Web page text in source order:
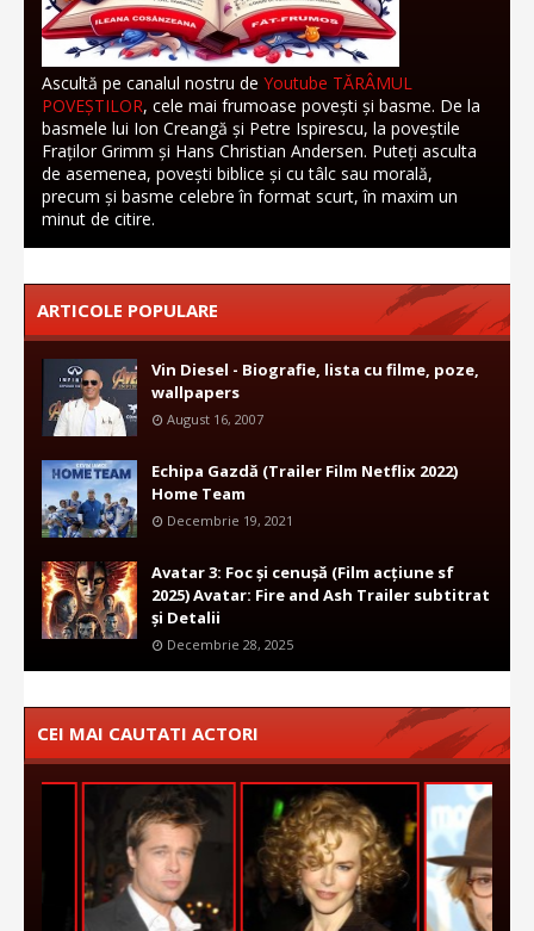
Ascultă pe canalul nostru de Youtube TĂRÂMUL
POVEȘTILOR, cele mai frumoase povești și basme. De la
basmele lui Ion Creangă și Petre Ispirescu, la poveștile
Fraților Grimm și Hans Christian Andersen. Puteți asculta
de asemenea, povești biblice și cu tâlc sau morală,
precum și basme celebre în format scurt, în maxim un
minut de citire.
ARTICOLE POPULARE
Vin Diesel - Biografie, lista cu filme, poze,
wallpapers
August 16, 2007
Echipa Gazdă (Trailer Film Netflix 2022)
Home Team
Decembrie 19, 2021
Avatar 3: Foc și cenușă (Film acțiune sf
2025) Avatar: Fire and Ash Trailer subtitrat
și Detalii
Decembrie 28, 2025
CEI MAI CAUTATI ACTORI